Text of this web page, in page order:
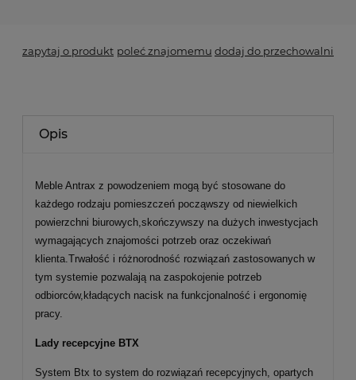
zapytaj o produkt poleć znajomemu dodaj do przechowalni
Opis
Meble Antrax z powodzeniem mogą być stosowane do
każdego rodzaju pomieszczeń począwszy od niewielkich
powierzchni biurowych,skończywszy na dużych inwestycjach
wymagających znajomości potrzeb oraz oczekiwań
klienta.Trwałość i różnorodność rozwiązań zastosowanych w
tym systemie pozwalają na zaspokojenie potrzeb
odbiorców,kładących nacisk na funkcjonalność i ergonomię
pracy.
Lady recepcyjne BTX
System Btx to system do rozwiązań recepcyjnych, opartych